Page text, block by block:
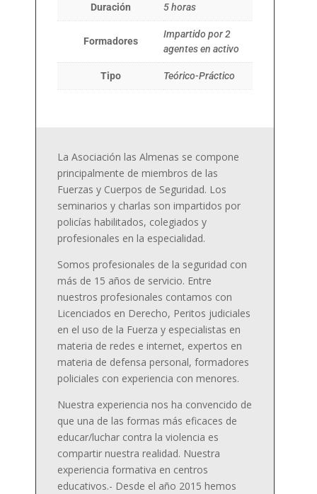
Duración 5 horas
Formadores
Impartido por 2
agentes en activo
Tipo Teórico-Práctico
La Asociación las Almenas se compone
principalmente de miembros de las
Fuerzas y Cuerpos de Seguridad. Los
seminarios y charlas son impartidos por
policías habilitados, colegiados y
profesionales en la especialidad.
Somos profesionales de la seguridad con
más de 15 años de servicio. Entre
nuestros profesionales contamos con
Licenciados en Derecho, Peritos judiciales
en el uso de la Fuerza y especialistas en
materia de redes e internet, expertos en
materia de defensa personal, formadores
policiales con experiencia con menores.
Nuestra experiencia nos ha convencido de
que una de las formas más eficaces de
educar/luchar contra la violencia es
compartir nuestra realidad. Nuestra
experiencia formativa en centros
educativos.- Desde el año 2015 hemos